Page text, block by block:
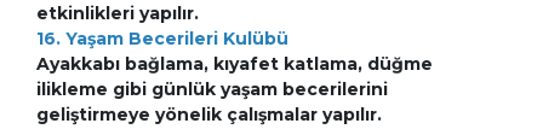
etkinlikleri yapılır.
16. Yaşam Becerileri Kulübü
Ayakkabı bağlama, kıyafet katlama, düğme
ilikleme gibi günlük yaşam becerilerini
geliştirmeye yönelik çalışmalar yapılır.